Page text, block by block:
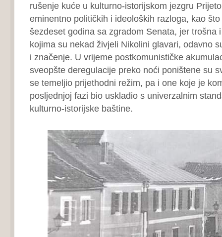
rušenje kuće u kulturno-istorijskom jezgru
eminentno političkih i ideoloških razloga, kao
šezdeset godina sa zgradom Senata, jer trošna
kojima su nekad živjeli Nikolini glavari, odavno
i značenje. U vrijeme postkomunističke
sveopšte deregulacije preko noći poništene su
se temeljio prijethodni režim, pa i one koje je
posljednjoj fazi bio uskladio s univerzalnim
kulturno-istorijske baštine.